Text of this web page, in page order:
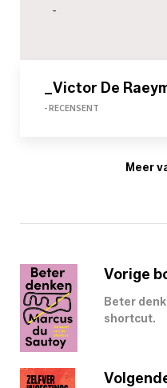
-
_Victor De
- RECENSENT
Meer
Vorige
Beter
shortcut.